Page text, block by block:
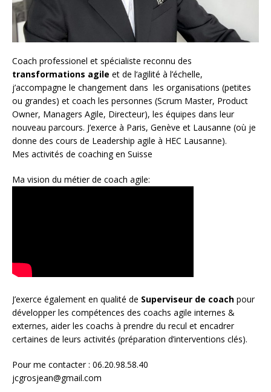
Coach professionel et spécialiste reconnu des
transformations agile et de l‘agilité à l’échelle,
j’accompagne le changement dans les organisations (petites
ou grandes) et coach les personnes (Scrum Master, Product
Owner, Managers Agile, Directeur), les équipes dans leur
nouveau parcours. J’exerce à Paris, Genève et Lausanne (où je
donne des cours de Leadership agile à HEC Lausanne).
Mes activités de coaching en Suisse
Ma vision du métier de coach agile:
J’exerce également en qualité de Superviseur de coach pour
développer les compétences des coachs agile internes &
externes, aider les coachs à prendre du recul et encadrer
certaines de leurs activités (préparation d’interventions clés).
Pour me contacter : 06.20.98.58.40
jcgrosjean@gmail.com